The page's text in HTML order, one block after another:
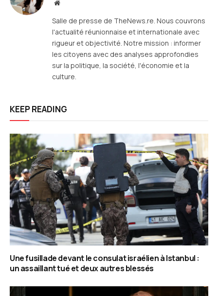
Site
Salle de presse de TheNews.re. Nous couvrons
l'actualité réunionnaise et internationale avec
rigueur et objectivité. Notre mission : informer
les citoyens avec des analyses approfondies
sur la politique, la société, l'économie et la
culture.
KEEP READING
Une fusillade devant le consulat israélien à Istanbul :
un assaillant tué et deux autres blessés